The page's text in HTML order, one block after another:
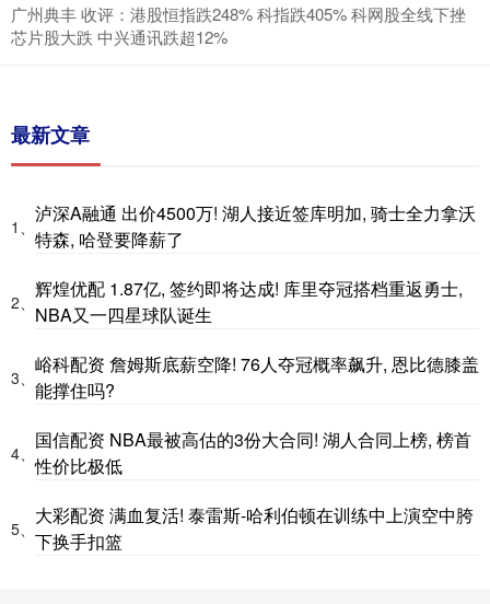
广州典丰 收评：港股恒指跌248% 科指跌405% 科网股全线下挫
芯片股大跌 中兴通讯跌超12%
最新文章
1、
泸深A融通 出价4500万! 湖人接近签库明加, 骑士全力拿沃
特森, 哈登要降薪了
2、
辉煌优配 1.87亿, 签约即将达成! 库里夺冠搭档重返勇士,
NBA又一四星球队诞生
3、
峪科配资 詹姆斯底薪空降! 76人夺冠概率飙升, 恩比德膝盖
能撑住吗?
4、
国信配资 NBA最被高估的3份大合同! 湖人合同上榜, 榜首
性价比极低
5、
大彩配资 满血复活! 泰雷斯-哈利伯顿在训练中上演空中胯
下换手扣篮